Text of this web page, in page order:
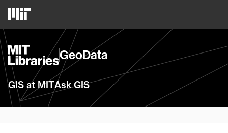
main
content
MIT
Logo
MIT
Libraries
Homepage
GeoData
GIS at MITAsk GIS